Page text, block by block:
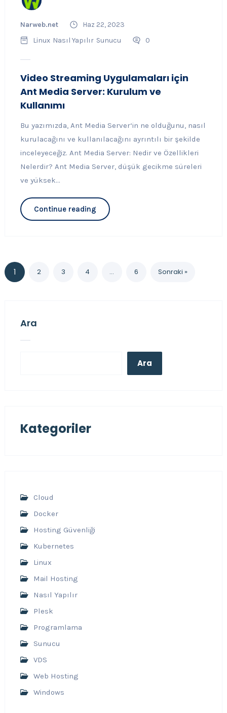
Narweb.net
Haz 22, 2023
Linux Nasıl Yapılır Sunucu 0
Video Streaming Uygulamaları için
Ant Media Server: Kurulum ve
Kullanımı
Bu yazımızda, Ant Media Server‘in ne olduğunu, nasıl
kurulacağını ve kullanılacağını ayrıntılı bir şekilde
inceleyeceğiz. Ant Media Server: Nedir ve Özellikleri
Nelerdir? Ant Media Server, düşük gecikme süreleri
ve yüksek...
Continue reading
1 2 3 4 … 6 Sonraki »
Ara
Ara
Kategoriler
Cloud
Docker
Hosting Güvenliği
Kubernetes
Linux
Mail Hosting
Nasıl Yapılır
Plesk
Programlama
Sunucu
VDS
Web Hosting
Windows